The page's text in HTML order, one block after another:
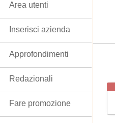
Area utenti
Inserisci azienda
Approfondimenti
Redazionali
Fare promozione